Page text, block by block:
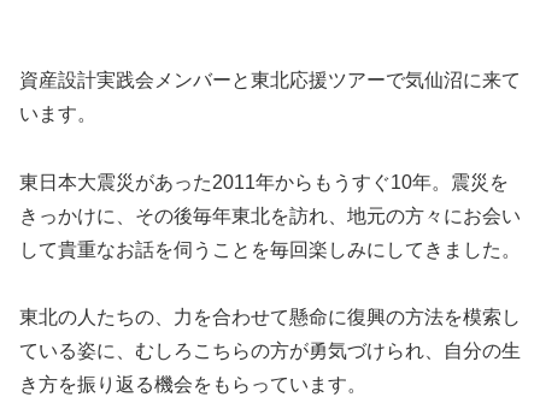
資産設計実践会メンバーと東北応援ツアーで気仙沼に来て
います。
東日本大震災があった2011年からもうすぐ10年。震災を
きっかけに、その後毎年東北を訪れ、地元の方々にお会い
して貴重なお話を伺うことを毎回楽しみにしてきました。
東北の人たちの、力を合わせて懸命に復興の方法を模索し
ている姿に、むしろこちらの方が勇気づけられ、自分の生
き方を振り返る機会をもらっています。